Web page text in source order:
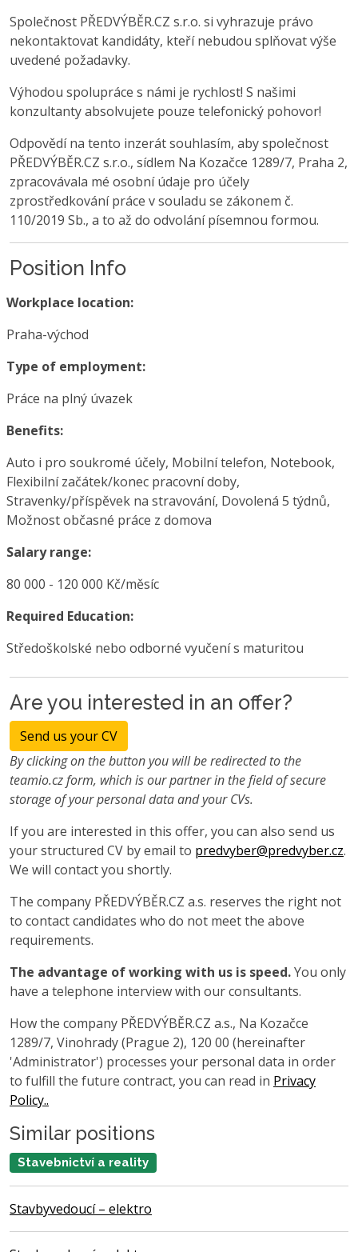
Společnost PŘEDVÝBĚR.CZ s.r.o. si vyhrazuje právo
nekontaktovat kandidáty, kteří nebudou splňovat výše
uvedené požadavky.
Výhodou spolupráce s námi je rychlost! S našimi
konzultanty absolvujete pouze telefonický pohovor!
Odpovědí na tento inzerát souhlasím, aby společnost
PŘEDVÝBĚR.CZ s.r.o., sídlem Na Kozačce 1289/7, Praha 2,
zpracovávala mé osobní údaje pro účely
zprostředkování práce v souladu se zákonem č.
110/2019 Sb., a to až do odvolání písemnou formou.
Position Info
Workplace location:
Praha-východ
Type of employment:
Práce na plný úvazek
Benefits:
Auto i pro soukromé účely, Mobilní telefon, Notebook,
Flexibilní začátek/konec pracovní doby,
Stravenky/příspěvek na stravování, Dovolená 5 týdnů,
Možnost občasné práce z domova
Salary range:
80 000 - 120 000 Kč/měsíc
Required Education:
Středoškolské nebo odborné vyučení s maturitou
Are you interested in an offer?
Send us your CV
By clicking on the button you will be redirected to the
teamio.cz form, which is our partner in the field of secure
storage of your personal data and your CVs.
If you are interested in this offer, you can also send us
your structured CV by email to predvyber@predvyber.cz.
We will contact you shortly.
The company PŘEDVÝBĚR.CZ a.s. reserves the right not
to contact candidates who do not meet the above
requirements.
The advantage of working with us is speed.You only
have a telephone interview with our consultants.
How the company PŘEDVÝBĚR.CZ a.s., Na Kozačce
1289/7, Vinohrady (Prague 2), 120 00 (hereinafter
'Administrator') processes your personal data in order
to fulfill the future contract, you can read in Privacy
Policy..
Similar positions
Stavebnictví a reality
Stavbyvedoucí – elektro